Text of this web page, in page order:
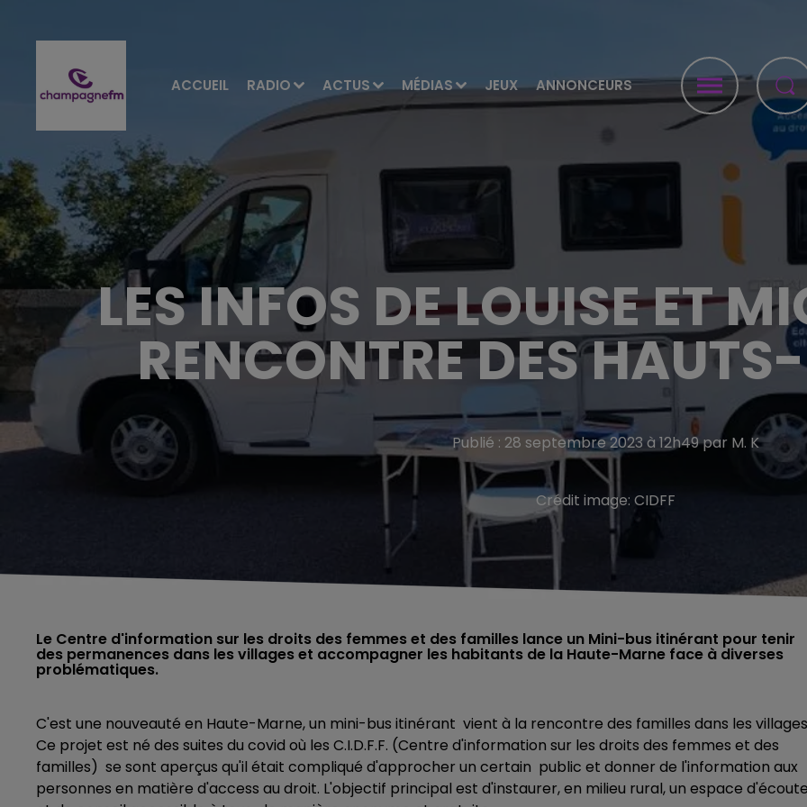
ACCUEIL RADIO ACTUS MÉDIAS JEUX ANNONCEURS
LES INFOS DE LOUISE ET
RENCONTRE DES
Publié : 28 septembre 2023 à 12h49 par M. K
Crédit image: CIDFF
Le Centre d'information sur les droits des femmes et des familles lance un Mini-bus itinérant pour tenir
des permanences dans les villages et accompagner les habitants de la Haute-Marne face à diverses
problématiques.
C'est une nouveauté en Haute-Marne, un mini-bus itinérant vient à la rencontre des familles dans les
Ce projet est né des suites du covid où les C.I.D.F.F. (Centre d'information sur les droits des femmes et des
familles) se sont aperçus qu'il était compliqué d'approcher un certain public et donner de l'information aux
personnes en matière d'access au droit. L'objectif principal est d'instaurer, en milieu rural, un espace d'écoute